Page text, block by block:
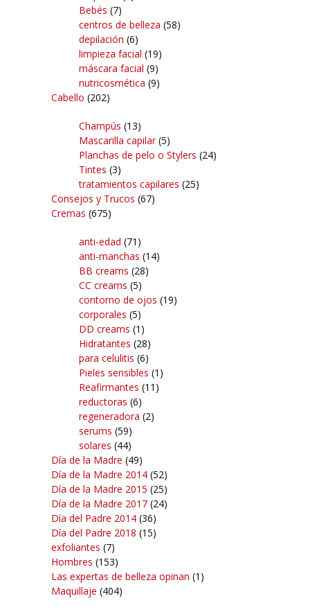
Bebés (7)
centros de belleza (58)
depilación (6)
limpieza facial (19)
máscara facial (9)
nutricosmética (9)
Cabello (202)
Champús (13)
Mascarilla capilar(5)
Planchas de pelo o Stylers (24)
Tintes (3)
tratamientos capilares (25)
Consejos y Trucos (67)
Cremas (675)
anti-edad (71)
anti-manchas (14)
BB creams (28)
CC creams (5)
contorno de ojos (19)
corporales (5)
DD creams (1)
Hidratantes (28)
para celulitis (6)
Pieles sensibles (1)
Reafirmantes (11)
reductoras (6)
regeneradora (2)
serums (59)
solares (44)
Día de la Madre (49)
Día de la Madre 2014 (52)
Día de la Madre 2015 (25)
Día de la Madre 2017 (24)
Día del Padre 2014 (36)
Día del Padre 2018 (15)
exfoliantes (7)
Hombres (153)
Las expertas de belleza opinan (1)
Maquillaje (404)